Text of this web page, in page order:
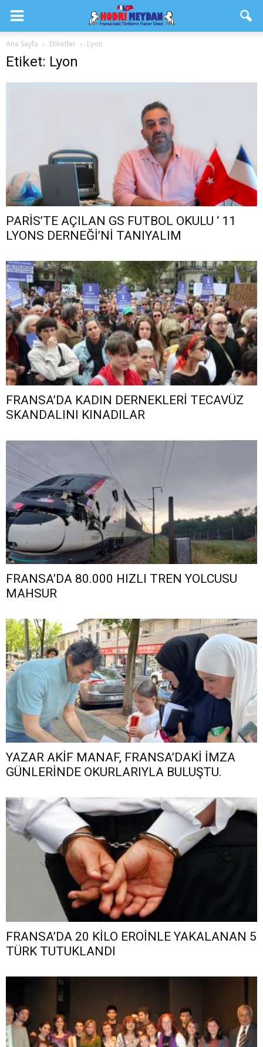
Ana Sayfa Etiketler Lyon
Etiket: Lyon
PARİS’TE AÇILAN GS FUTBOL OKULU ‘ 11
LYONS DERNEĞİ’Nİ TANIYALIM
FRANSA’DA KADIN DERNEKLERİ TECAVÜZ
SKANDALINI KINADILAR
FRANSA’DA 80.000 HIZLI TREN YOLCUSU
MAHSUR
YAZAR AKİF MANAF, FRANSA’DAKİ İMZA
GÜNLERİNDE OKURLARIYLA BULUŞTU.
FRANSA’DA 20 KİLO EROİNLE YAKALANAN 5
TÜRK TUTUKLANDI